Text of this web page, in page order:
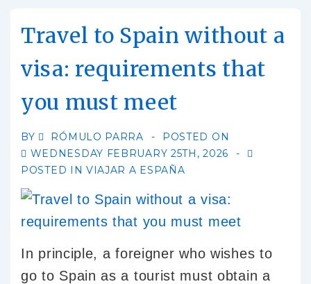
Travel to Spain without a
visa: requirements that
you must meet
BY RÓMULO PARRA
POSTED ON
WEDNESDAY FEBRUARY 25TH, 2026
POSTED IN VIAJAR A ESPAÑA
In principle, a foreigner who wishes to
go to Spain as a tourist must obtain a